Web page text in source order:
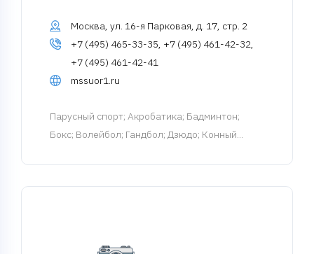
Москва, ул. 16-я Парковая, д. 17, стр. 2
+7 (495) 465-33-35, +7 (495) 461-42-32,
+7 (495) 461-42-41
mssuor1.ru
Парусный спорт; Акробатика; Бадминтон;
Бокс; Волейбол; Гандбол; Дзюдо; Конный...